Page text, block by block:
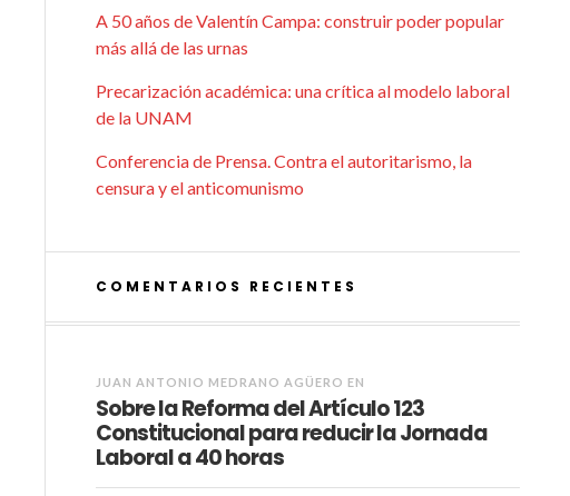
A 50 años de Valentín Campa: construir poder popular
más allá de las urnas
Precarización académica: una crítica al modelo laboral
de la UNAM
Conferencia de Prensa. Contra el autoritarismo, la
censura y el anticomunismo
COMENTARIOS RECIENTES
JUAN ANTONIO MEDRANO AGÜERO EN
Sobre la Reforma del Artículo 123
Constitucional para reducir la Jornada
Laboral a 40 horas